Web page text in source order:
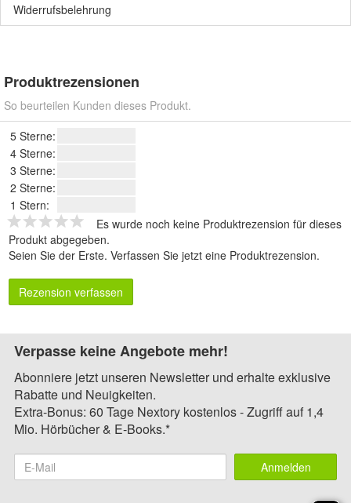
Widerrufsbelehrung
Produktrezensionen
So beurteilen Kunden dieses Produkt.
5 Sterne:
4 Sterne:
3 Sterne:
2 Sterne:
1 Stern:
Es wurde noch keine Produktrezension für dieses
Produkt abgegeben.
Seien Sie der Erste. Verfassen Sie jetzt eine Produktrezension.
Rezension verfassen
Verpasse keine Angebote mehr!
Abonniere jetzt unseren Newsletter und erhalte exklusive
Rabatte und Neuigkeiten.
Extra-Bonus: 60 Tage Nextory kostenlos - Zugriff auf 1,4
Mio. Hörbücher & E-Books.*
Anmelden